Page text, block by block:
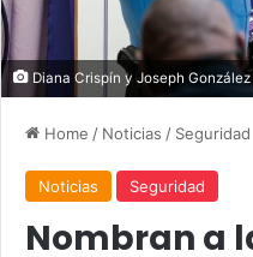
Diana Crispín y Joseph
Home / Noticias / Seguridad
Noticias Seguridad
Nombran a